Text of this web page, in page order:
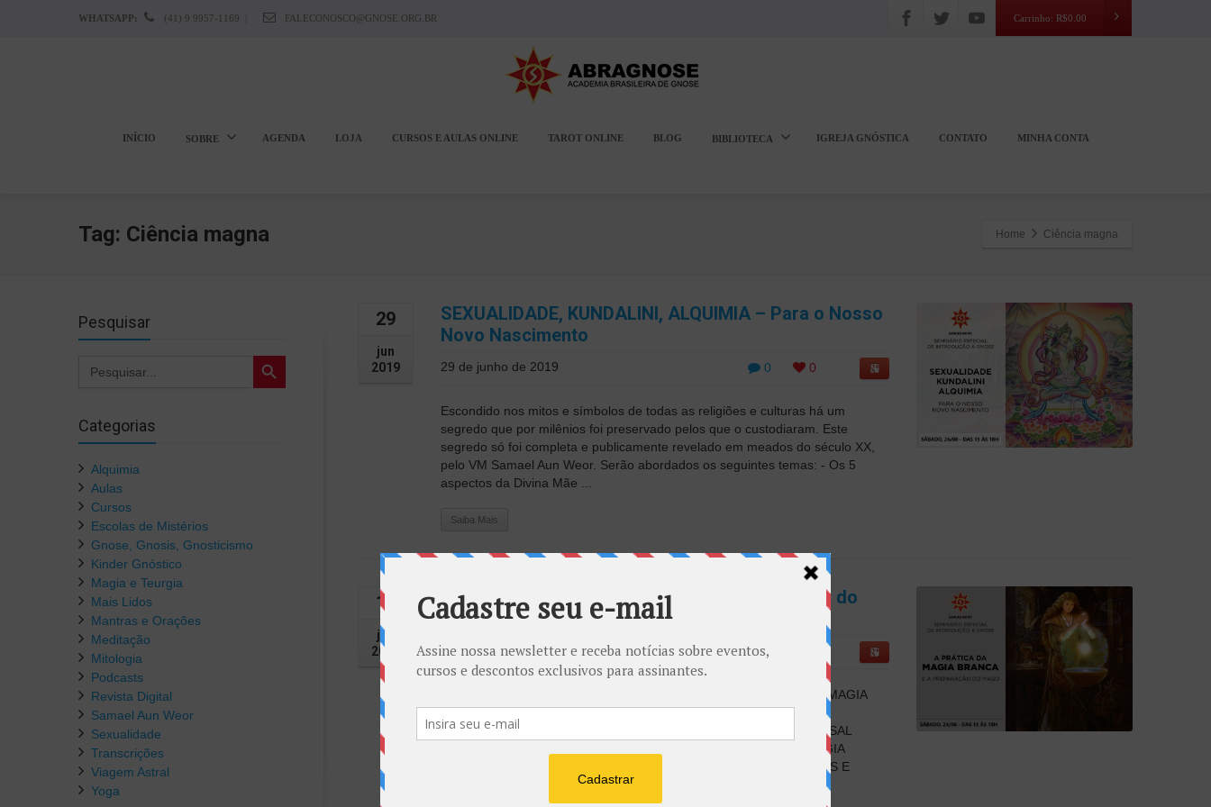
WHATSAPP: (41) 9 9957-1169 FALECONOSCO@GNOSE.ORG.BR Carrinho: R$0.00
INÍCIO SOBRE AGENDA LOJA CURSOS E AULAS ONLINE TAROT ONLINE BLOG BIBLIOTECA IGREJA GNÓSTICA CONTATO MINHA CONTA
Tag: Ciência magna Home Ciência magna
29
jun
2019
SEXUALIDADE, KUNDALINI, ALQUIMIA – Para o Nosso
Novo Nascimento
0 0
29 de junho de 2019
Escondido nos mitos e símbolos de todas as religiões e culturas há um
segredo que por milênios foi preservado pelos que o custodiaram. Este
segredo só foi completa e publicamente revelado em meados do século XX,
pelo VM Samael Aun Weor. Serão abordados os seguintes temas: - Os 5
aspectos da Divina Mãe ...
Saiba Mais
18
jan
2019
A PRÁTICA DA MAGIA BRANCA e a preparação do
mago
0
18 de janeiro de 2019
Principais pontos abordados neste seminário MÓDULO I: O QUE É MAGIA
MÓDULO II: ORIGENS DA MAGIA MÓDULO III: SIMBOLOGIA E
FENOMENOLOGIA MÓDULO IV: A MAGIA COMO CIÊNCIA UNIVERSAL
MÓDULO V: A PREPARAÇÃO DO MAGO MÓDULO VI: A SIMBOLOGIA
GNÓSTICA MÓDULO VII: LIMPEZA, CONJURAÇÕES, INVOCAÇÕES E
EXORCISMOS: MÓDULO VIII: A PRÁTICA DA MAGIA BRANCA :
ASTROTEURGIA “Se o Cristo é ...
Pesquisar
for:
Search Button
Categorias
Alquimia
Aulas
Cursos
Escolas de Mistérios
Gnose, Gnosis, Gnosticismo
Kinder Gnóstico
Magia e Teurgia
Mais Lidos
Mantras e Orações
Meditação
Mitologia
Podcasts
Revista Digital
Samael Aun Weor
Sexualidade
Transcrições
Viagem Astral
Yoga